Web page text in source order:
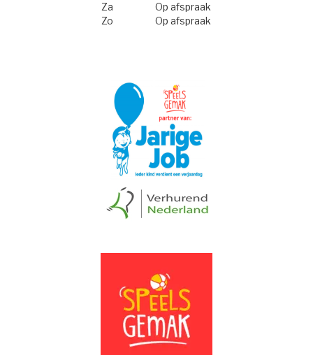
Za
Op afspraak
Zo
Op afspraak